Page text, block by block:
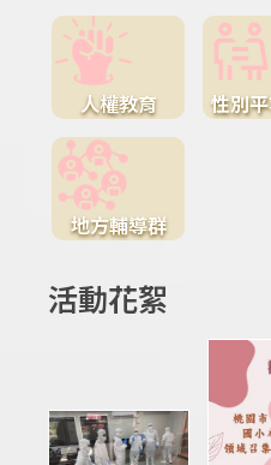
人權教育 性別
地方輔導群
活動花絮